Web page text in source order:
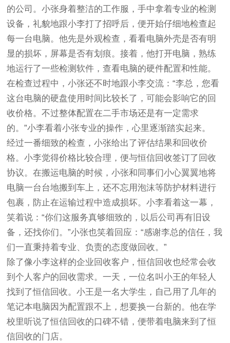
的公司。小张身着整洁的工作服，手中拿着专业的检测
设备，礼貌地跟小李打了招呼后，便开始仔细地检查起
每一台电脑。他先是外观检查，看看电脑外壳是否有明
显的损坏，屏幕是否有划痕。接着，他打开电脑，熟练
地运行了一些检测软件，查看电脑的硬件配置和性能。
在检查过程中，小张还不时地跟小李交流：“李总，您看
这台电脑的硬盘使用时间比较长了，可能会影响它的回
收价格。不过整体配置在二手市场还是有一定需求
的。”小李看着小张专业的操作，心里逐渐踏实起来。
经过一番细致的检查，小张给出了评估结果和回收价
格。小李觉得价格比较合理，便与恒信回收签订了回收
协议。在搬运电脑的时候，小张和同事们小心翼翼地将
电脑一台台地搬到车上，还不忘用泡沫等防护材料进行
包裹，防止在运输过程中造成损坏。小李看着这一幕，
笑着说：“你们这服务真够细致的，以后公司再有旧设
备，还找你们。”小张也笑着回应：“感谢李总的信任，我
们一直秉持着专业、负责的态度做回收。”
除了像小李这样的企业回收客户，恒信回收也经常会收
到个人客户的回收需求。一天，一位名叫小王的年轻人
找到了恒信回收。小王是一名大学生，自己用了几年的
笔记本电脑因为配置跟不上，想要换一台新的。他在学
校里听说了恒信回收的口碑不错，便带着电脑来到了恒
信回收的门店。